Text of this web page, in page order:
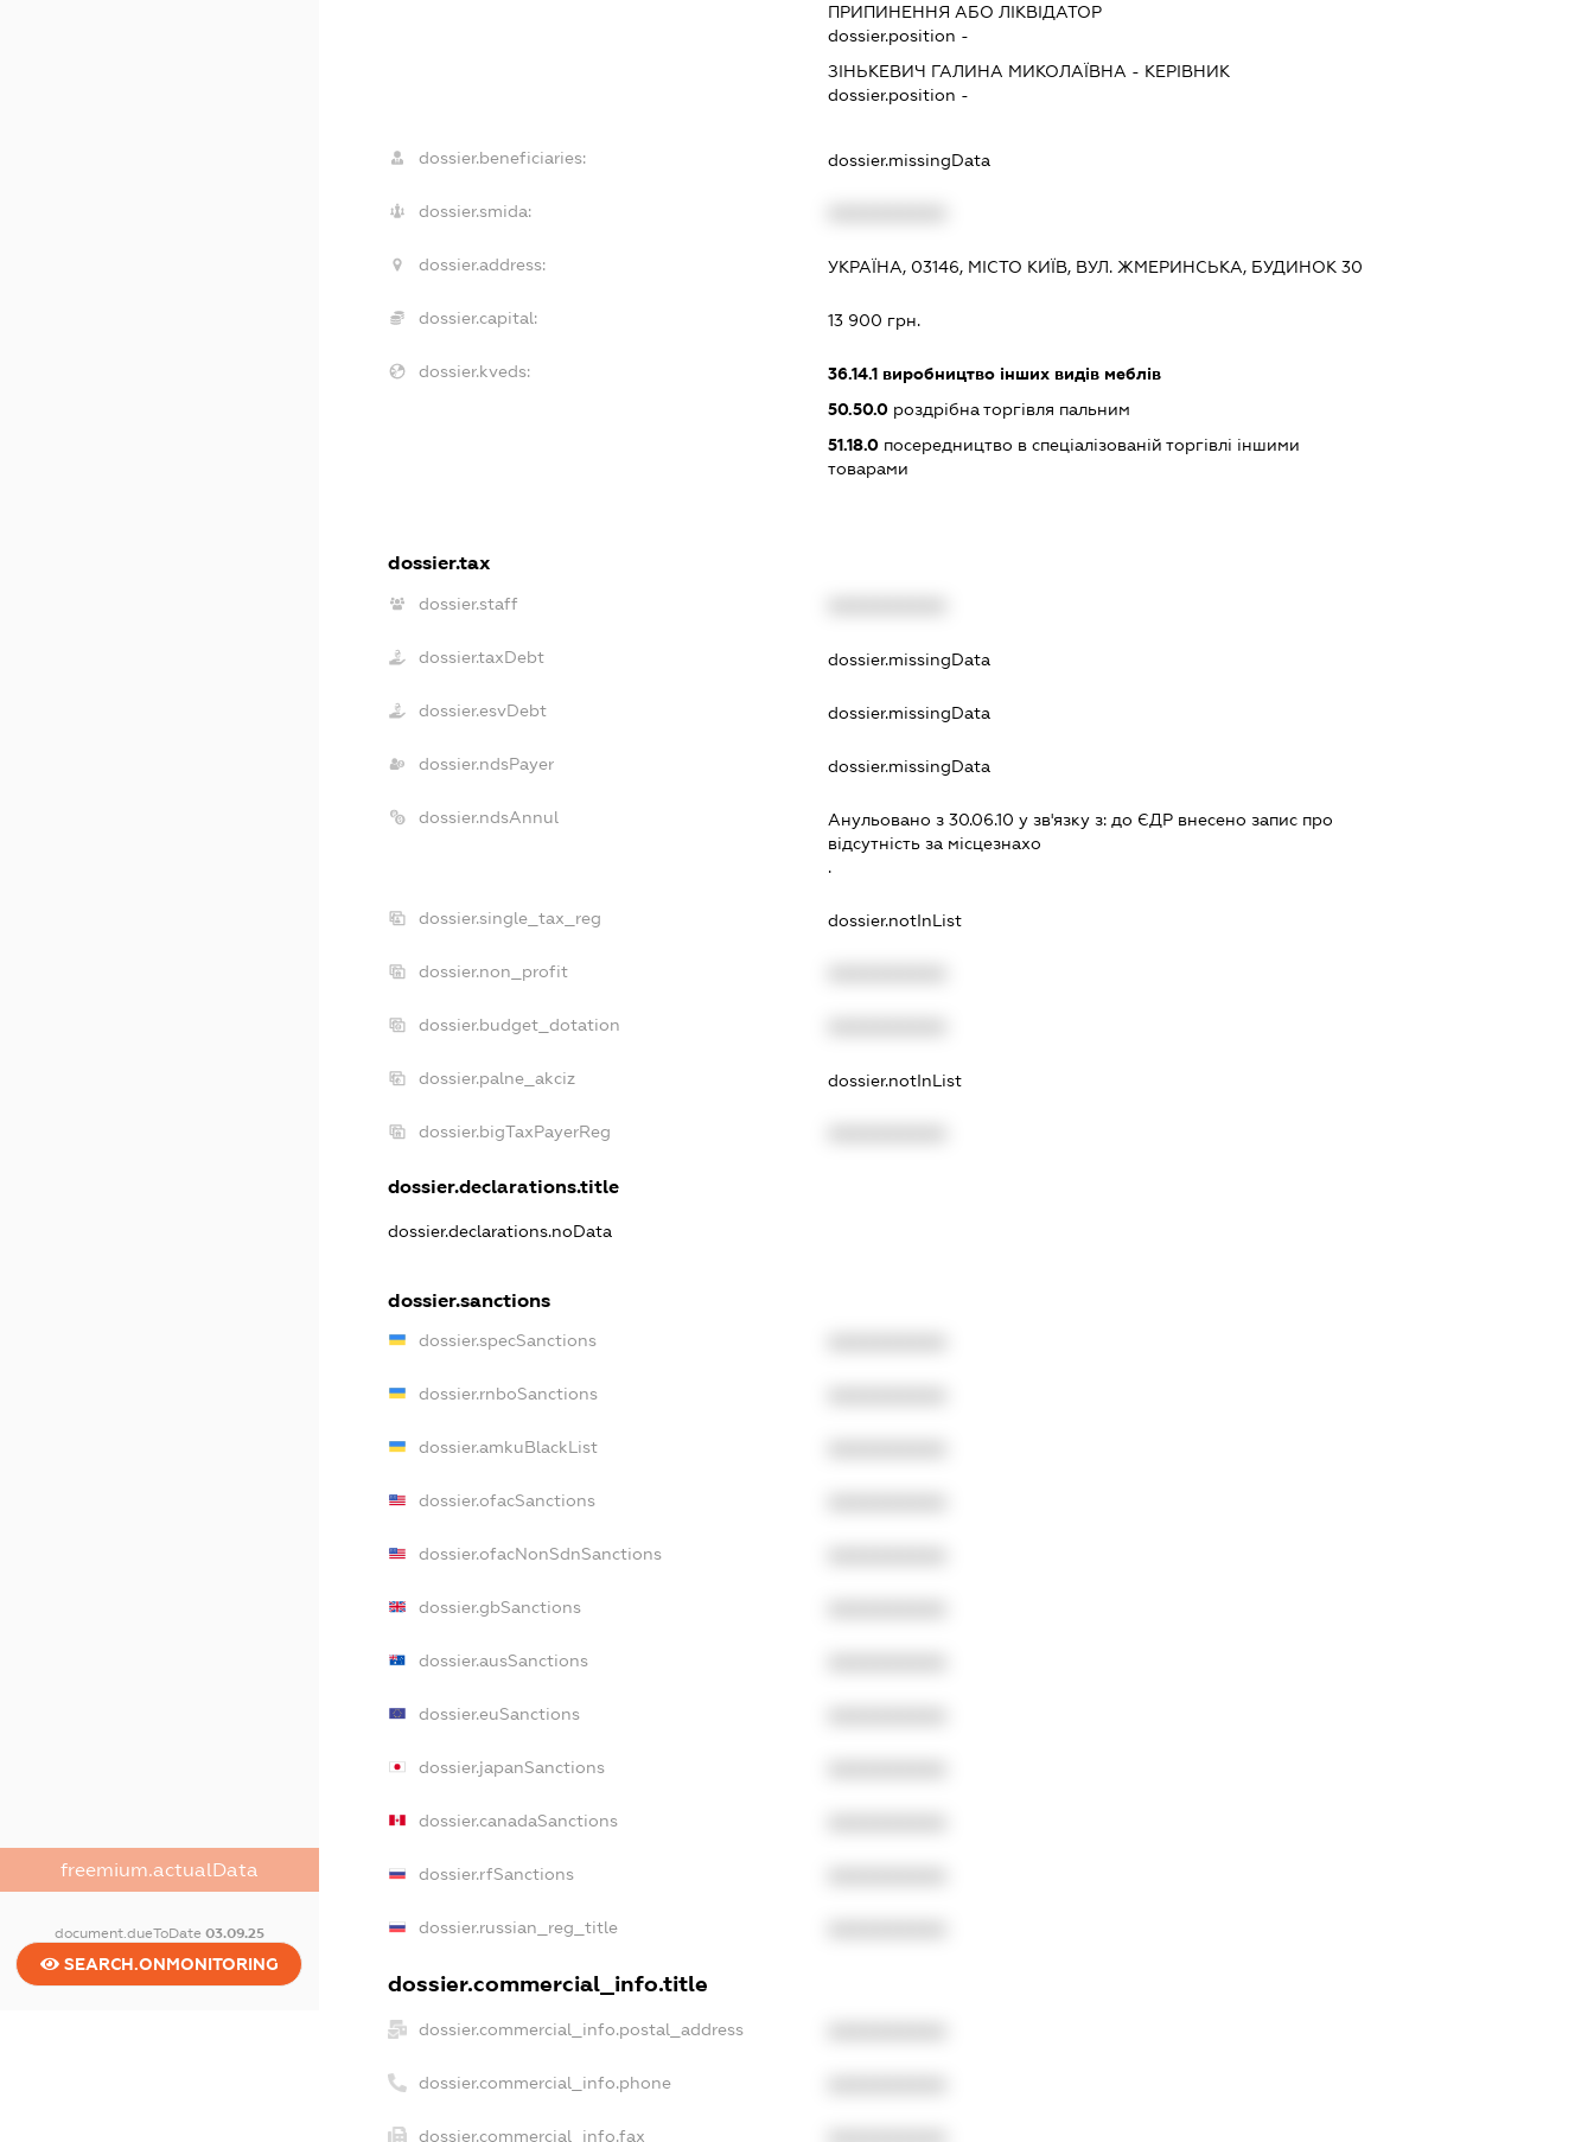
freemium.actualData
document.dueToDate 03.09.25
SEARCH.ONMONITORING
ПРИПИНЕННЯ АБО ЛІКВІДАТОР
dossier.position -
ЗІНЬКЕВИЧ ГАЛИНА МИКОЛАЇВНА - КЕРІВНИК
dossier.position -
dossier.beneficiaries: dossier.missingData
dossier.smida:
dossier.address: УКРАЇНА, 03146, МІСТО КИЇВ, ВУЛ. ЖМЕРИНСЬКА, БУДИНОК 30
dossier.capital: 13 900 грн.
dossier.kveds: 36.14.1виробництво інших видів меблів
50.50.0роздрібна торгівля пальним
51.18.0посередництво в спеціалізованій торгівлі іншими
товарами
dossier.tax
dossier.staff
dossier.taxDebt dossier.missingData
dossier.esvDebt dossier.missingData
dossier.ndsPayer dossier.missingData
dossier.ndsAnnul Анульовано з 30.06.10 у зв'язку з: до ЄДР внесено запис про
вiдсутнiсть за мiсцезнахо
.
dossier.single_tax_reg dossier.notInList
dossier.non_profit
dossier.budget_dotation
dossier.palne_akciz dossier.notInList
dossier.bigTaxPayerReg
dossier.declarations.title
dossier.declarations.noData
dossier.sanctions
dossier.specSanctions
dossier.rnboSanctions
dossier.amkuBlackList
dossier.ofacSanctions
dossier.ofacNonSdnSanctions
dossier.gbSanctions
dossier.ausSanctions
dossier.euSanctions
dossier.japanSanctions
dossier.canadaSanctions
dossier.rfSanctions
dossier.russian_reg_title
dossier.commercial_info.title
dossier.commercial_info.postal_address
dossier.commercial_info.phone
dossier.commercial_info.fax